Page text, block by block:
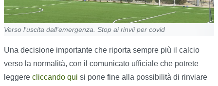
Verso l'uscita dall'emergenza. Stop ai rinvii per covid
Una decisione importante che riporta sempre più il calcio
verso la normalità, con il comunicato ufficiale che potrete
leggere cliccando qui si pone fine alla possibilità di rinviare